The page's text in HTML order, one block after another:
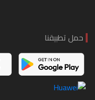
حمل تطبيقنا